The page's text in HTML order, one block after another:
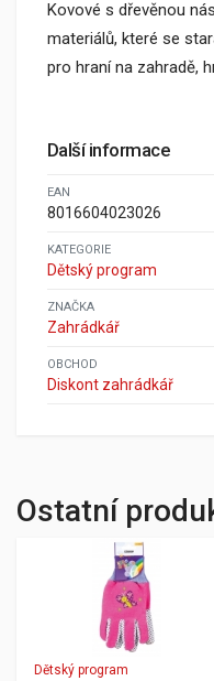
Kovové s dřevěnou
materiálů, které se
pro hraní na zahradě,
Další informace
EAN
8016604023026
KATEGORIE
Dětský program
ZNAČKA
Zahrádkář
OBCHOD
Diskont zahrádkář
Ostatní
Dětský program